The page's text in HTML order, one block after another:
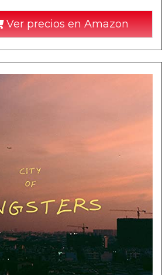
Ver precios en Amazon